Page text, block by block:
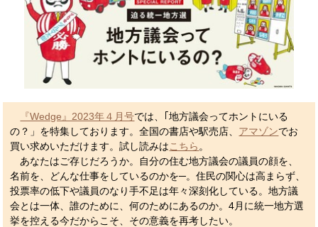
『Wedge』2023年４月号では、｢地方議会ってホントにいる
の？」を特集しております。全国の書店や駅売店、 アマゾンでお
買い求めいただけます。試し読みはこちら 。
あなたはご存じだろうか。自分の住む地方議会の議員の顔を、
名前を、どんな仕事をしているのかを─。住民の関心は高まらず、
投票率の低下や議員のなり手不足は年々深刻化している。地方議
会とは一体、誰のために、何のためにあるのか。4月に統一地方選
挙を控える今だからこそ、その意義を再考したい。